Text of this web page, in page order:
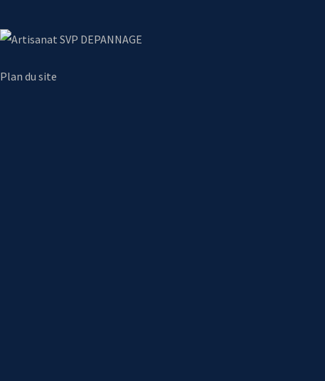
SVP DEPANNAGE
Plan du site